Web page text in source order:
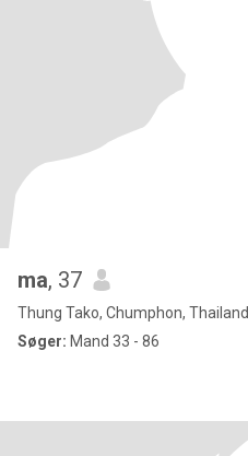
ma, 37
Thung Tako, Chumphon, Thailand
Søger: Mand 33 - 86